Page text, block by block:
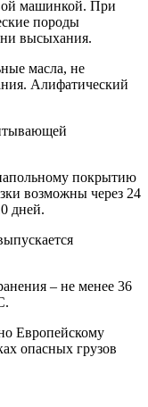
машинкой. При
породы
высыхания.
масла, не
Алифатический
покрытию
возможны через 24
дней.
– не менее 36
Европейскому
опасных грузов